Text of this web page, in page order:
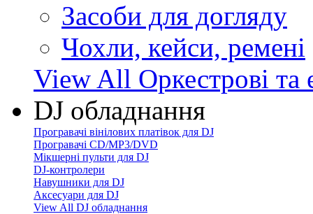
Засоби для догляду
Чохли, кейси, ремені
View All Оркестрові та
DJ обладнання
Програвачі вінілових платівок для DJ
Програвачі CD/MP3/DVD
Мікшерні пульти для DJ
DJ-контролери
Навушники для DJ
Аксесуари для DJ
View All DJ обладнання